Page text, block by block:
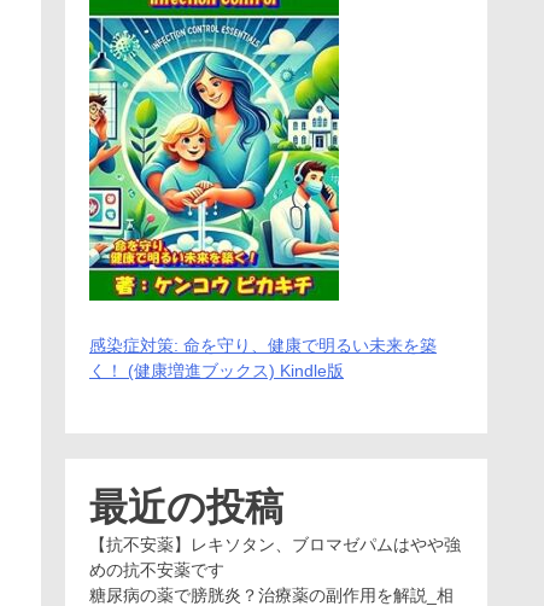
感染症対策: 命を守り、健康で明るい未来を築
く！ (健康増進ブックス) Kindle版
最近の投稿
【抗不安薬】レキソタン、ブロマゼパムはやや強
めの抗不安薬です
糖尿病の薬で膀胱炎？治療薬の副作用を解説_相